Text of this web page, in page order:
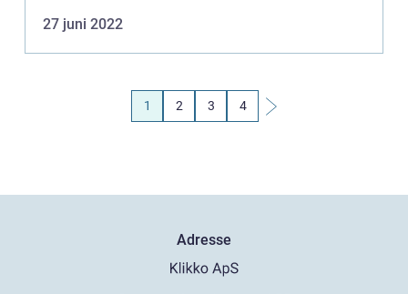
27 juni 2022
1 2 3 4
Adresse